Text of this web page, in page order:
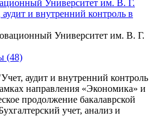
Университет им. В. Г.
аудит и внутренний контроль в
(48)
аудит и внутренний контроль
направления «Экономика» и
продолжение бакалаврской
учет, анализ и